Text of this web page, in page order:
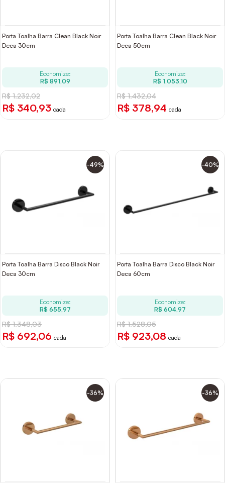
Porta Toalha Barra Clean Black Noir
Deca 30cm
Economize:
R$ 891,09
R$ 1.232,02
R$ 340,93 cada
Porta Toalha Barra Clean Black Noir
Deca 50cm
Economize:
R$ 1.053,10
R$ 1.432,04
R$ 378,94 cada
-49%
Porta Toalha Barra Disco Black Noir
Deca 30cm
Economize:
R$ 655,97
R$ 1.348,03
R$ 692,06 cada
-40%
Porta Toalha Barra Disco Black Noir
Deca 60cm
Economize:
R$ 604,97
R$ 1.528,05
R$ 923,08 cada
-36% -36%